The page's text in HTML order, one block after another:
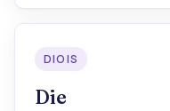
DIOIS
Die